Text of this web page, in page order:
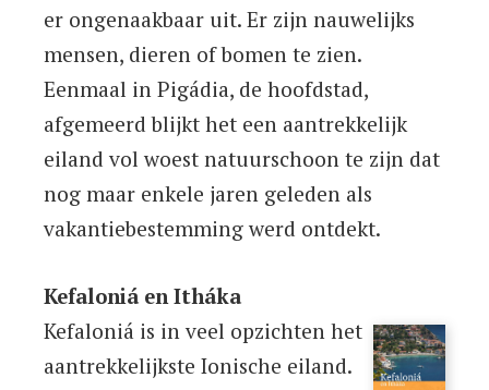
er ongenaakbaar uit. Er zijn nauwelijks
mensen, dieren of bomen te zien.
Eenmaal in Pigádia, de hoofdstad,
afgemeerd blijkt het een aantrekkelijk
eiland vol woest natuurschoon te zijn dat
nog maar enkele jaren geleden als
vakantiebestemming werd ontdekt.
Kefaloniá en Itháka
Kefaloniá is in veel opzichten het
aantrekkelijkste Ionische eiland.